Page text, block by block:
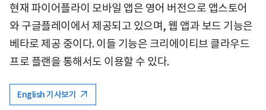
현재 파이어플라이 모바일 앱은 영어 버전으로 앱스토어
와 구글플레이에서 제공되고 있으며, 웹 앱과 보드 기능은
베타로 제공 중이다. 이들 기능은 크리에이티브 클라우드
프로 플랜을 통해서도 이용할 수 있다.
English 기사보기